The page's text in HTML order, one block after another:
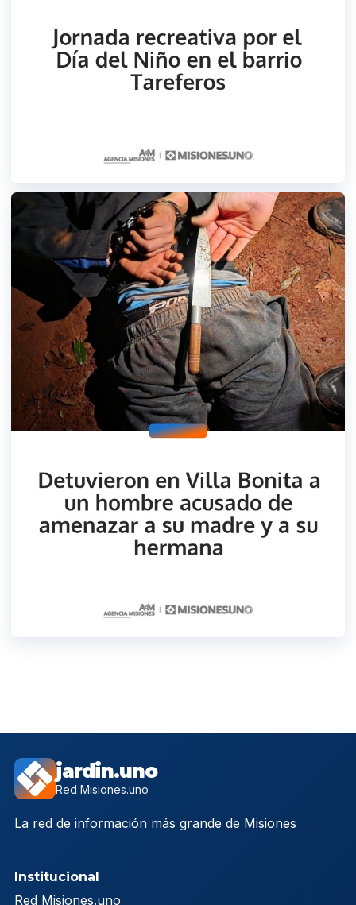
jardin.uno
Red Misiones.uno
La red de información más grande de Misiones
Institucional
Red Misiones.uno